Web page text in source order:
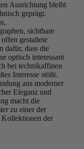
Ausrichtung bleibt
geprägt.
sichtbare
gestaltete
dafür, dass die
optisch interessant
bei technikaffinen
Interesse stößt.
aus moderner
Eleganz und
macht die
zu einer der
Kollektionen der